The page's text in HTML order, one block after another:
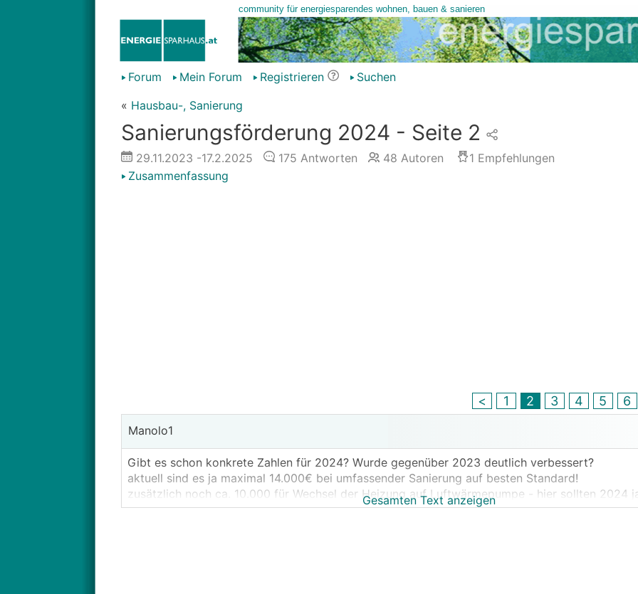
Forum Mein Forum Registrieren
Suchen
« Hausbau-, Sanierung
Sanierungsförderung 2024 - Seite 2
29.11.2023 -17.2.2025 175 Antworten 48 Autoren 1 Empfehlungen
Zusammenfassung
< 1 2 3 4 5 6
Manolo1
Gibt es schon konkrete Zahlen für 2024? Wurde gegenüber 2023 deutlich verbessert?
aktuell sind es ja maximal 14.000€ bei umfassender Sanierung auf besten Standard!
zusätzlich noch ca. 10.000 für Wechsel der Heizung auf Luftwärmepumpe - hier sollten 2024
Kosten bezahlt werden.........
Gesamten Text anzeigen